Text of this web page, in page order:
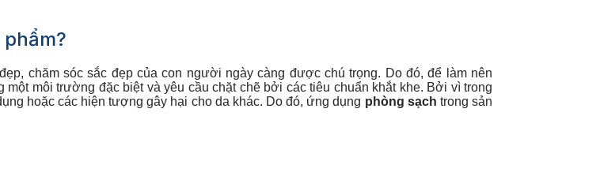
chăm sóc sắc đẹp của con người ngày càng được chú trọng. Do đó, để làm nên
môi trường đặc biệt và yêu cầu chặt chẽ bởi các tiêu chuẩn khắt khe. Bởi vì trong
hoặc các hiện tượng gây hại cho da khác. Do đó, ứng dụng phòng sạch trong sản